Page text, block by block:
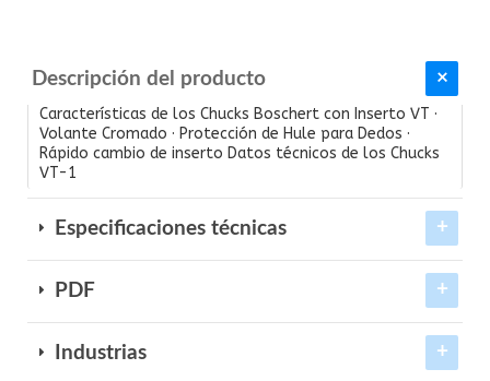
Descripción del producto
Características de los Chucks Boschert con Inserto VT ·
Volante Cromado · Protección de Hule para Dedos ·
Rápido cambio de inserto Datos técnicos de los Chucks
VT-1
Especificaciones técnicas
PDF
Industrias